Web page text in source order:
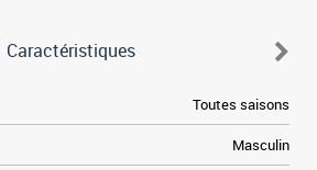
Caractéristiques
Toutes saisons
Masculin